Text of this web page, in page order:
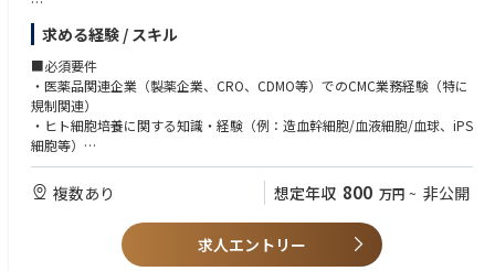
＜仕事内容＞
ヒト造血幹細胞を利用した細胞治療・遺伝子治療のCMC業務（直近ではFD
AへのIND申請）に携わっていただきます。
具体的には、ご経験やスキル等に応じて主に以下の業務の中からいくつか
を担当いただきます。
・CMC規制業務（製造工程定義、SOP等文書化、QC、Comparability、G
MP対応、IND申請関連等）
グ（米国との英語でのやり取り）
・社外パートナーとの窓口業務
・CMCスタッフのマネジメント業務
＊以下の実験業務は必要に応じた支援やマネジメント
・ヒト細胞を用いた分離、培養、解析等のin vitro実験及び付随した業務
求める経験 / スキル
■必須要件
・医薬品関連企業（製薬企業、CRO、CDMO等）でのCMC業務経験（特に
規制関連）
・ヒト細胞培養に関する知識・経験（例：造血幹細胞/血液細胞/血球、iPS
細胞等）
・ビジネス英語中級以上（Reading and Writing スキル必須）
■歓迎要件
・フローサイトメトリーを用いた実験の立案・実施の経験
・AML/ALL/MM等の造血器腫瘍やその他血液・免疫系疾患に関する知識・
複数あり 想定年収 800 万円 ~ 非公開
求人エントリー